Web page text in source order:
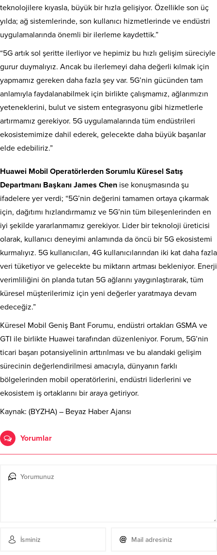
teknolojilere kıyasla, büyük bir hızla gelişiyor. Özellikle son üç
yılda; ağ sistemlerinde, son kullanıcı hizmetlerinde ve endüstri
uygulamalarında önemli bir ilerleme kaydettik.”
“5G artık sol şeritte ilerliyor ve hepimiz bu hızlı gelişim süreciyle
gurur duymalıyız. Ancak bu ilerlemeyi daha değerli kılmak için
yapmamız gereken daha fazla şey var. 5G’nin gücünden tam
anlamıyla faydalanabilmek için birlikte çalışmamız, ağlarımızın
yeteneklerini, bulut ve sistem entegrasyonu gibi hizmetlerle
artırmamız gerekiyor. 5G uygulamalarında tüm endüstrileri
ekosistemimize dahil ederek, gelecekte daha büyük başarılar
elde edebiliriz.”
Huawei Mobil Operatörlerden Sorumlu Küresel Satış
Departmanı Başkanı James Chen ise konuşmasında şu
ifadelere yer verdi; “5G’nin değerini tamamen ortaya çıkarmak
için, dağıtımı hızlandırmamız ve 5G’nin tüm bileşenlerinden en
iyi şekilde yararlanmamız gerekiyor. Lider bir teknoloji üreticisi
olarak, kullanıcı deneyimi anlamında da öncü bir 5G ekosistemi
kurmalıyız. 5G kullanıcıları, 4G kullanıcılarından iki kat daha fazla
veri tüketiyor ve gelecekte bu miktarın artması bekleniyor. Enerji
verimliliğini ön planda tutan 5G ağlarını yaygınlaştırarak, tüm
küresel müşterilerimiz için yeni değerler yaratmaya devam
edeceğiz.”
Küresel Mobil Geniş Bant Forumu, endüstri ortakları GSMA ve
GTI ile birlikte Huawei tarafından düzenleniyor. Forum, 5G’nin
ticari başarı potansiyelinin arttırılması ve bu alandaki gelişim
sürecinin değerlendirilmesi amacıyla, dünyanın farklı
bölgelerinden mobil operatörlerini, endüstri liderlerini ve
ekosistem iş ortaklarını bir araya getiriyor.
Kaynak: (BYZHA) – Beyaz Haber Ajansı
Yorumlar